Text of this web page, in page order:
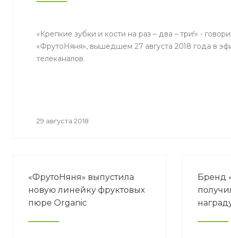
«Крепкие зубки и кости на раз – два – три!» -
«ФрутоНяня», вышедшем 27 августа 2018 года в
телеканалов.
29 августа 2018
«ФрутоНяня» выпустила
новую линейку фруктовых
пюре Organic
Бренд